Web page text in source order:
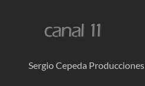
Sergio Cepeda Producciones